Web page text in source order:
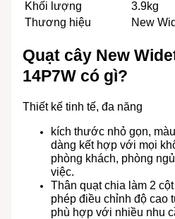
Khối lượng
3.9kg
Thương hiệu
New
Quạt cây New
14P7W có gì?
Thiết kế tinh tế, đa năng
kích thước nhỏ gọn,
dàng kết hợp với mọi
phòng khách, phòng
việc.
Thân quạt chia làm 2
phép điều chỉnh độ cao
phù hợp với nhiều nhu